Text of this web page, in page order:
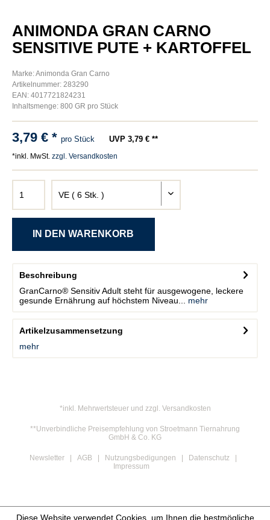
ANIMONDA GRAN CARNO
SENSITIVE PUTE + KARTOFFEL
Marke: Animonda Gran Carno
Artikelnummer: 283290
EAN: 4017721824231
Inhaltsmenge: 800 GR pro Stück
3,79 € * pro Stück UVP 3,79 € **
*inkl. MwSt. zzgl. Versandkosten
Beschreibung
GranCarno® Sensitiv Adult steht für ausgewogene, leckere
gesunde Ernährung auf höchstem Niveau...
mehr
Artikelzusammensetzung
mehr
*inkl. Mehrwertsteuer und zzgl. Versandkosten
**Unverbindliche Preisempfehlung von Stroetmann Tiernahrung
GmbH & Co. KG
Newsletter AGB Nutzungsbedigungen
Datenschutz
Impressum
Diese Website verwendet Cookies, um Ihnen die bestmögliche